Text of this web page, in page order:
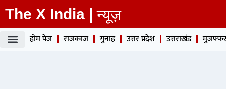
The X India | न्यूज़
होम पेज राजकाज गुनाह उत्तर प्रदेश उत्तराखंड